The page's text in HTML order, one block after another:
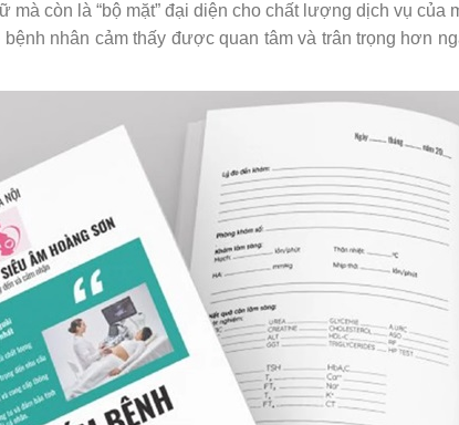
còn là “bộ mặt” đại diện cho chất lượng dịch vụ của
nhân cảm thấy được quan tâm và trân trọng hơn